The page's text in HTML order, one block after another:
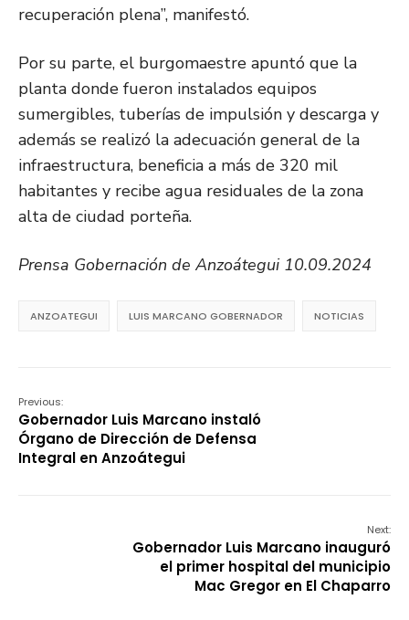
recuperación plena”, manifestó.
Por su parte, el burgomaestre apuntó que la
planta donde fueron instalados equipos
sumergibles, tuberías de impulsión y descarga y
además se realizó la adecuación general de la
infraestructura, beneficia a más de 320 mil
habitantes y recibe agua residuales de la zona
alta de ciudad porteña.
Prensa Gobernación de Anzoátegui 10.09.2024
ANZOATEGUI LUIS MARCANO GOBERNADOR NOTICIAS
Previous:
Gobernador Luis Marcano instaló
Órgano de Dirección de Defensa
Integral en Anzoátegui
Next:
Gobernador Luis Marcano inauguró
el primer hospital del municipio
Mac Gregor en El Chaparro